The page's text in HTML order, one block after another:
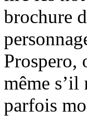
brochure
Prospero,
même
parfois